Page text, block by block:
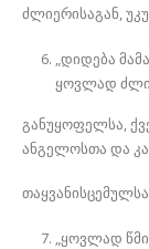
ძლიერისაგან,
„დიდება
ყოვლად
განუყოფელსა,
ანგელოსთა და
თაყვანისცემულსა
„ყოვლად